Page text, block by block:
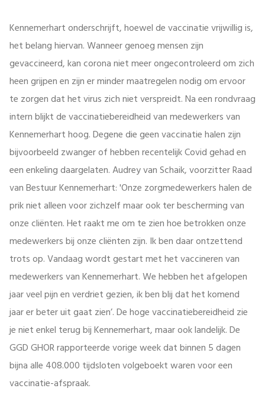
Kennemerhart onderschrijft, hoewel de vaccinatie vrijwillig is,
het belang hiervan. Wanneer genoeg mensen zijn
gevaccineerd, kan corona niet meer ongecontroleerd om zich
heen grijpen en zijn er minder maatregelen nodig om ervoor
te zorgen dat het virus zich niet verspreidt. Na een rondvraag
intern blijkt de vaccinatiebereidheid van medewerkers van
Kennemerhart hoog. Degene die geen vaccinatie halen zijn
bijvoorbeeld zwanger of hebben recentelijk Covid gehad en
een enkeling daargelaten. Audrey van Schaik, voorzitter Raad
van Bestuur Kennemerhart: 'Onze zorgmedewerkers halen de
prik niet alleen voor zichzelf maar ook ter bescherming van
onze cliënten. Het raakt me om te zien hoe betrokken onze
medewerkers bij onze cliënten zijn. Ik ben daar ontzettend
trots op. Vandaag wordt gestart met het vaccineren van
medewerkers van Kennemerhart. We hebben het afgelopen
jaar veel pijn en verdriet gezien, ik ben blij dat het komend
jaar er beter uit gaat zien’. De hoge vaccinatiebereidheid zie
je niet enkel terug bij Kennemerhart, maar ook landelijk. De
GGD GHOR rapporteerde vorige week dat binnen 5 dagen
bijna alle 408.000 tijdsloten volgeboekt waren voor een
vaccinatie-afspraak.